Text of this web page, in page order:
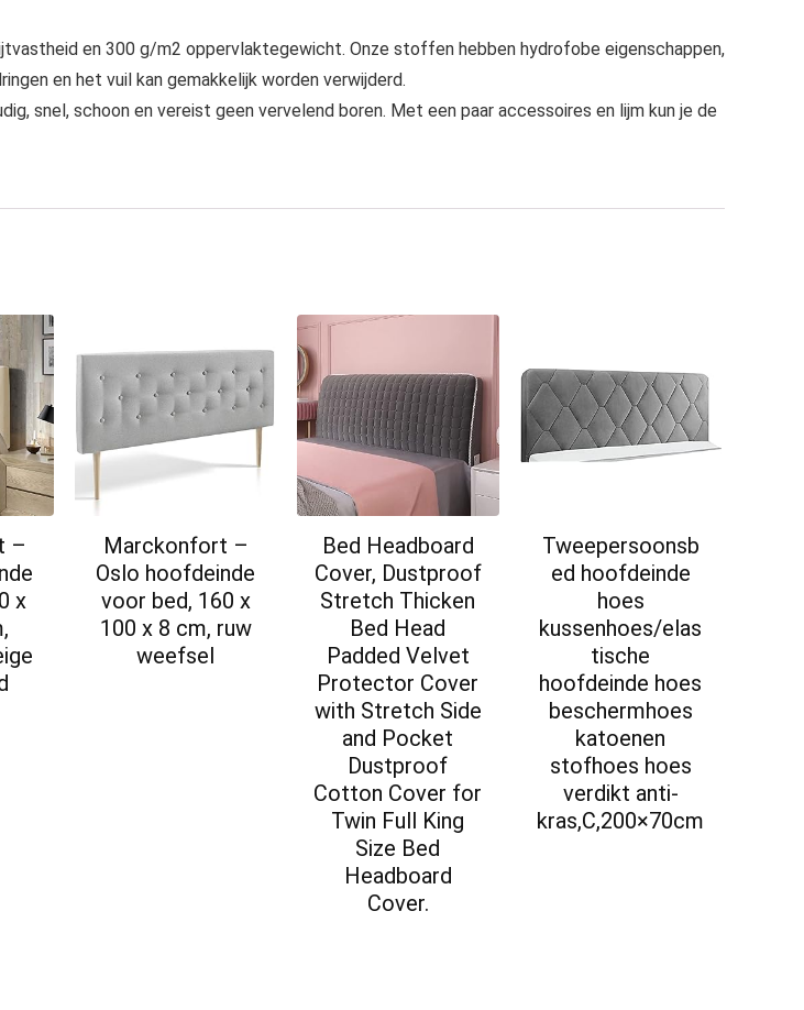
en 300 g/m2 oppervlaktegewicht. Onze stoffen hebben hydrofobe eigenschappen,
en het vuil kan gemakkelijk worden verwijderd.
snel, schoon en vereist geen vervelend boren. Met een paar accessoires en lijm kun je de
–
x
Marckonfort –
Oslo hoofdeinde
voor bed, 160 x
100 x 8 cm, ruw
weefsel
Bed Headboard
Cover, Dustproof
Stretch Thicken
Bed Head
Padded Velvet
Protector Cover
with Stretch Side
and Pocket
Dustproof
Cotton Cover for
Twin Full King
Size Bed
Headboard
Cover.
Tweepersoonsb
ed hoofdeinde
hoes
kussenhoes/elas
tische
hoofdeinde hoes
beschermhoes
katoenen
stofhoes hoes
verdikt anti-
kras,C,200×70cm